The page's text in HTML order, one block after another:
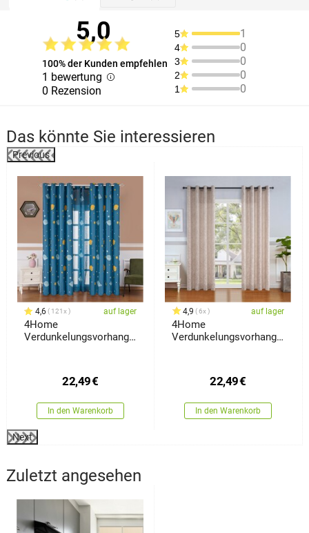
5,0
100% der Kunden empfehlen
1 bewertung
0 Rezension
5 1
4 0
3 0
2 0
1 0
Das könnte Sie interessieren
Previous
4,6 121x auf lager
4Home
Verdunkelungsvorhang
22,49€
In den Warenkorb
4,9 6x auf lager
4Home
Verdunkelungsvorhang
22,49€
In den Warenkorb
Next
Zuletzt angesehen